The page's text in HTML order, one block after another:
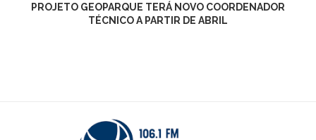
PROJETO GEOPARQUE TERÁ NOVO COORDENADOR
TÉCNICO A PARTIR DE ABRIL